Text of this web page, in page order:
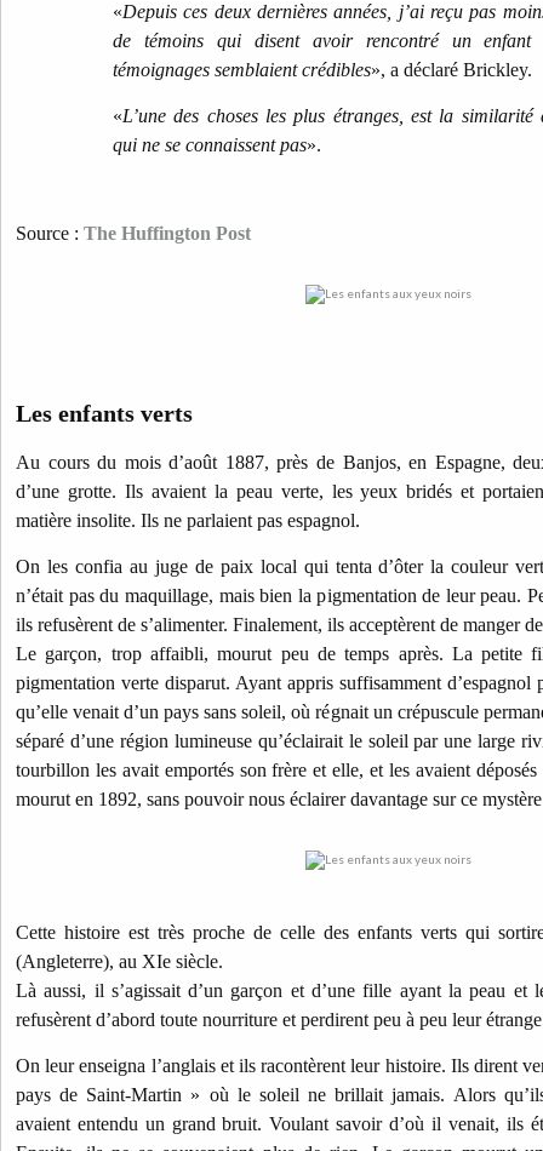
«Depuis ces deux dernières années, j’ai reçu pas
de témoins qui disent avoir rencontré un
témoignages semblaient crédibles», a déclaré Brickley.
«L’une des choses les plus étranges, est la similarité
qui ne se connaissent pas».
Source : The Huffington Post
Les enfants verts
Au cours du mois d’août 1887, près de Banjos, en Espagne,
d’une grotte. Ils avaient la peau verte, les yeux bridés et
matière insolite. Ils ne parlaient pas espagnol.
On les confia au juge de paix local qui tenta d’ôter la couleur
n’était pas du maquillage, mais bien la pigmentation de leur peau.
ils refusèrent de s’alimenter. Finalement, ils acceptèrent de manger
Le garçon, trop affaibli, mourut peu de temps après. La petite
pigmentation verte disparut. Ayant appris suffisamment d’espagnol
qu’elle venait d’un pays sans soleil, où régnait un crépuscule
séparé d’une région lumineuse qu’éclairait le soleil par une large
tourbillon les avait emportés son frère et elle, et les avaient
mourut en 1892, sans pouvoir nous éclairer davantage sur ce
Cette histoire est très proche de celle des enfants verts qui
(Angleterre), au XIe siècle.
Là aussi, il s’agissait d’un garçon et d’une fille ayant la peau et
refusèrent d’abord toute nourriture et perdirent peu à peu leur
On leur enseigna l’anglais et ils racontèrent leur histoire. Ils dirent
pays de Saint-Martin » où le soleil ne brillait jamais. Alors
avaient entendu un grand bruit. Voulant savoir d’où il venait, ils